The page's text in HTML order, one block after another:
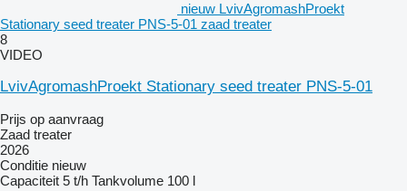
nieuw LvivAgromashProekt
Stationary seed treater PNS-5-01 zaad treater
8
VIDEO
LvivAgromashProekt Stationary seed treater PNS-5-01
Prijs op aanvraag
Zaad treater
2026
Conditie nieuw
Capaciteit 5 t/h Tankvolume 100 l